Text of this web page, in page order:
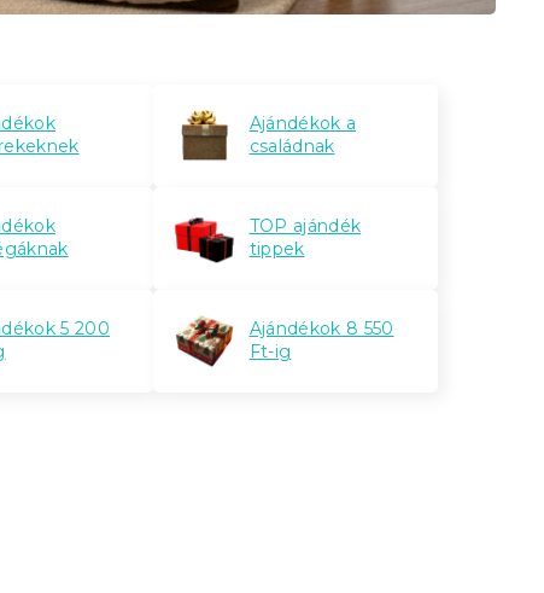
Ajándékok a
családnak
TOP ajándék
tippek
5 200
Ajándékok 8 550
Ft-ig